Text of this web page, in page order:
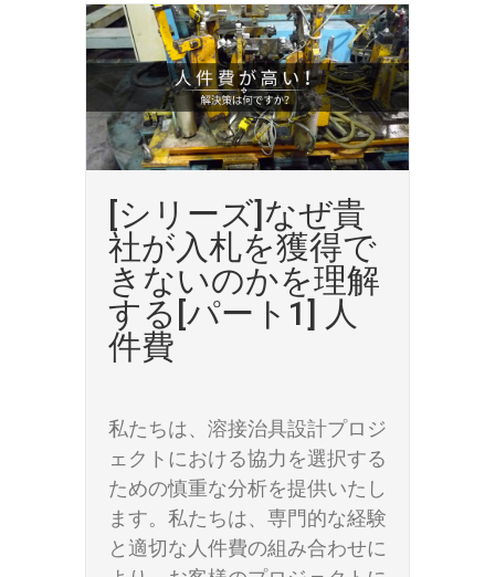
[シリーズ]なぜ貴
社が入札を獲得で
きないのかを理解
する[パート1] 人
件費
私たちは、溶接治具設計プロジ
ェクトにおける協力を選択する
ための慎重な分析を提供いたし
ます。私たちは、専門的な経験
と適切な人件費の組み合わせに